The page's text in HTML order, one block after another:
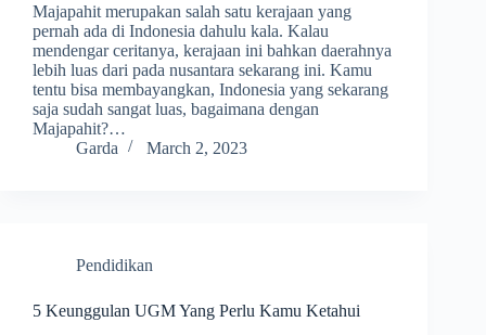
Majapahit merupakan salah satu kerajaan yang
pernah ada di Indonesia dahulu kala. Kalau
mendengar ceritanya, kerajaan ini bahkan daerahnya
lebih luas dari pada nusantara sekarang ini. Kamu
tentu bisa membayangkan, Indonesia yang sekarang
saja sudah sangat luas, bagaimana dengan
Majapahit?…
Garda
March 2, 2023
Pendidikan
5 Keunggulan UGM Yang Perlu Kamu Ketahui